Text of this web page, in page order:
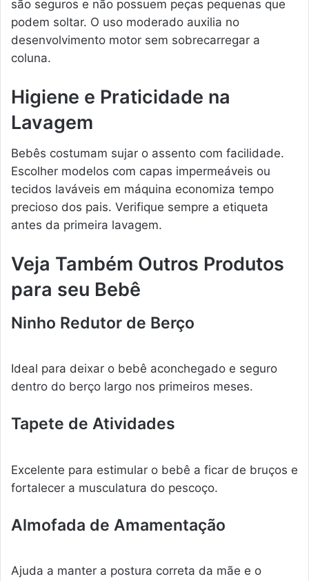
são seguros e não possuem peças pequenas que
podem soltar. O uso moderado auxilia no
desenvolvimento motor sem sobrecarregar a
coluna.
Higiene e Praticidade na
Lavagem
Bebês costumam sujar o assento com facilidade.
Escolher modelos com capas impermeáveis ou
tecidos laváveis em máquina economiza tempo
precioso dos pais. Verifique sempre a etiqueta
antes da primeira lavagem.
Veja Também Outros Produtos
para seu Bebê
Ninho Redutor de Berço
Ideal para deixar o bebê aconchegado e seguro
dentro do berço largo nos primeiros meses.
Tapete de Atividades
Excelente para estimular o bebê a ficar de bruços e
fortalecer a musculatura do pescoço.
Almofada de Amamentação
Ajuda a manter a postura correta da mãe e o